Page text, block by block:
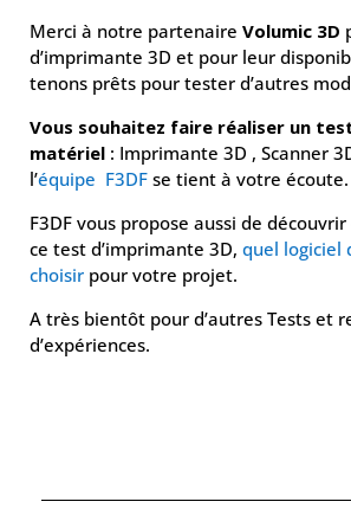
Merci à notre partenaire Volumic 3D
d’imprimante 3D et pour leur
tenons prêts pour tester d’autres
Vous souhaitez faire réaliser un
matériel : Imprimante 3D , Scanner
l’équipe F3DF se tient à votre écoute.
F3DF vous propose aussi de
ce test d’imprimante 3D, quel logiciel
choisir pour votre projet.
A très bientôt pour d’autres Tests et
d’expériences.